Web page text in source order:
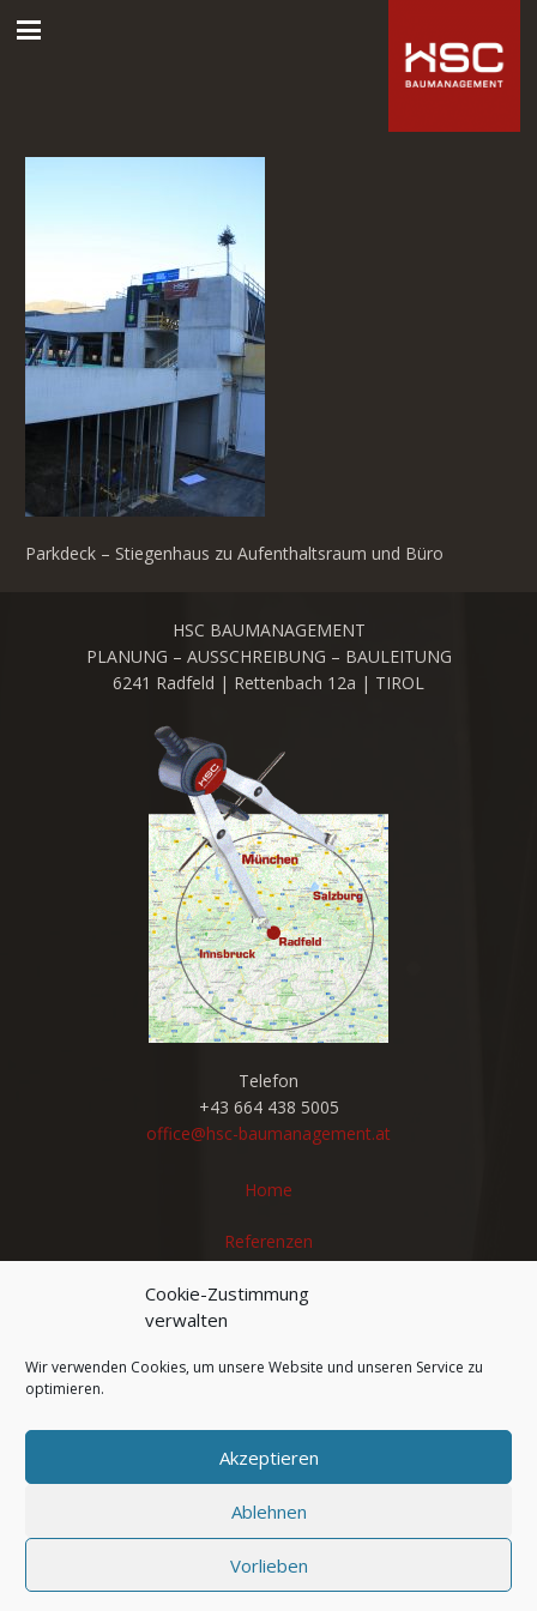
Cookie-Zustimmung
verwalten
Wir verwenden Cookies, um unsere Website und unseren Service zu
optimieren.
Akzeptieren
Ablehnen
Vorlieben
Parkdeck – Stiegenhaus zu Aufenthaltsraum und Büro
HSC BAUMANAGEMENT
PLANUNG – AUSSCHREIBUNG – BAULEITUNG
6241 Radfeld | Rettenbach 12a | TIROL
Telefon
+43 664 438 5005
office@hsc-baumanagement.at
Home
Referenzen
Leistungen
Kontakt